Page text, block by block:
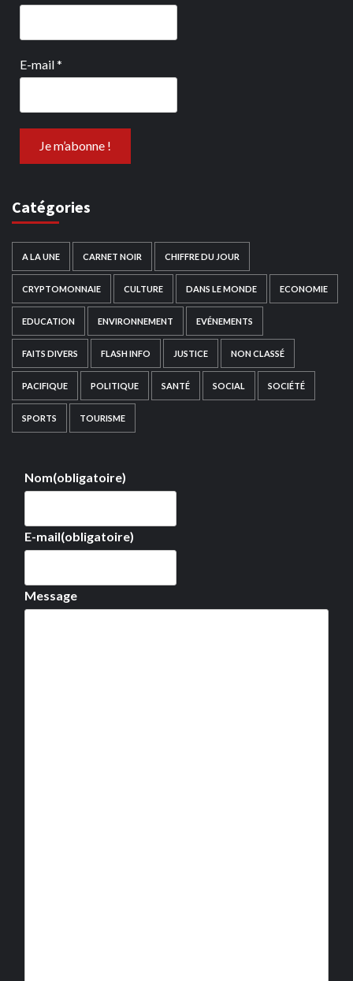
E-mail*
Catégories
A LA UNE CARNET NOIR CHIFFRE DU JOUR
CRYPTOMONNAIE CULTURE DANS LE MONDE ECONOMIE
EDUCATION ENVIRONNEMENT EVÉNEMENTS
FAITS DIVERS FLASH INFO JUSTICE NON CLASSÉ
PACIFIQUE POLITIQUE SANTÉ SOCIAL SOCIÉTÉ
SPORTS TOURISME
Nom(obligatoire)
E-mail(obligatoire)
Message